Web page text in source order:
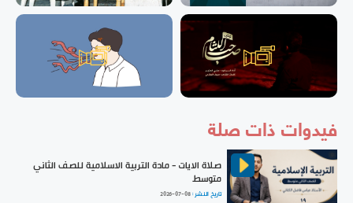
فيدوات ذات صلة
صلاة الايات - مادة التربية الاسلامية للصف الثاني
متوسط
تاريخ النشر :2026-07-08